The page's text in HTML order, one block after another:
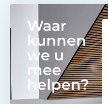
Waar
kunnen
we u
mee
helpen?